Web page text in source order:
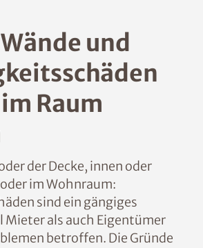
und
im Raum
der Decke, innen oder
im Wohnraum:
sind ein gängiges
Mieter als auch
den Problemen